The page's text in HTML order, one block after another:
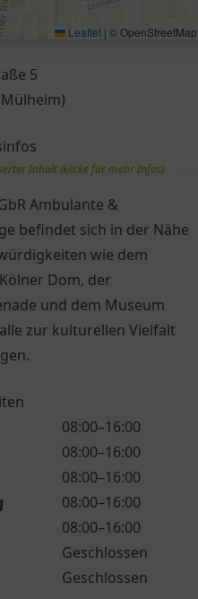
Leaflet | ©
5
Inhalt (klicke für mehr Infos)
Ambulante &
befindet sich in der Nähe
wie dem
Dom, der
und dem Museum
zur kulturellen Vielfalt
08:00–16:00
08:00–16:00
08:00–16:00
08:00–16:00
08:00–16:00
Geschlossen
Geschlossen